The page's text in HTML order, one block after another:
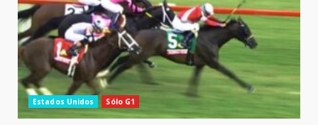
Estados Unidos Sólo G1